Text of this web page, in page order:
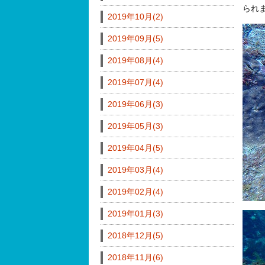
られ
2019年10月(2)
2019年09月(5)
2019年08月(4)
2019年07月(4)
2019年06月(3)
2019年05月(3)
2019年04月(5)
2019年03月(4)
2019年02月(4)
2019年01月(3)
2018年12月(5)
2018年11月(6)